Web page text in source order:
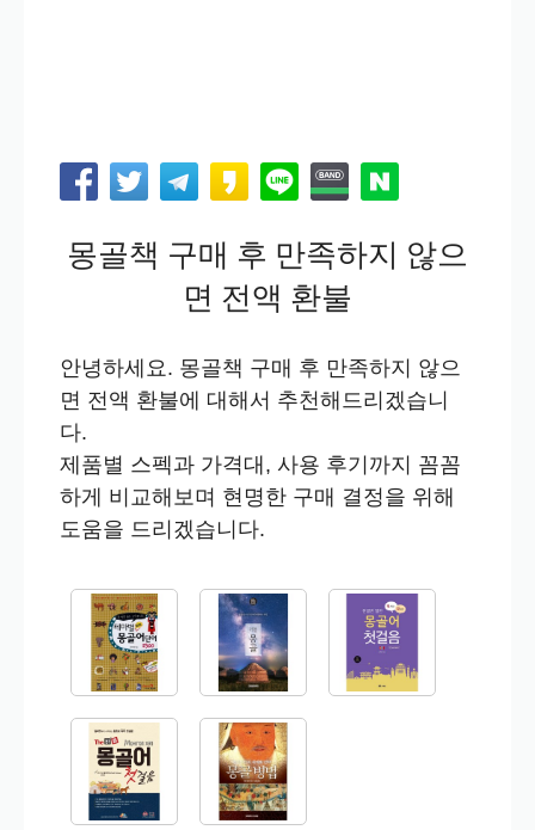
몽골책 구매 후 만족하지 않으
면 전액 환불
안녕하세요. 몽골책 구매 후 만족하지 않으
면 전액 환불에 대해서 추천해드리겠습니
다.
제품별 스펙과 가격대, 사용 후기까지 꼼꼼
하게 비교해보며 현명한 구매 결정을 위해
도움을 드리겠습니다.